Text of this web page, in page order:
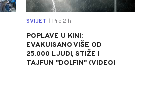
SVIJET Pre 2 h
POPLAVE U KINI:
EVAKUISANO VIŠE OD
25.000 LJUDI, STIŽE I
TAJFUN "DOLFIN" (VIDEO)